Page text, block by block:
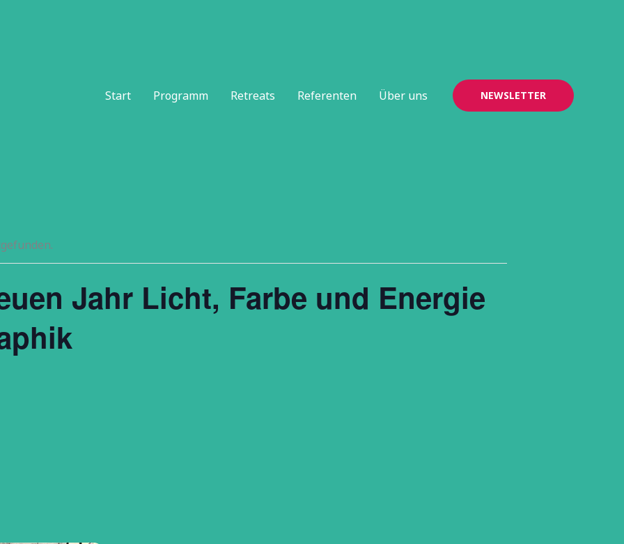
Start Programm Retreats Referenten Über uns NEWSLETTER
Jahr Licht, Farbe und Energie